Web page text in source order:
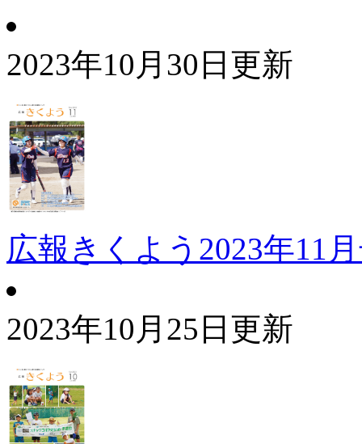
2023年10月30日更新
広報きくよう2023年11
2023年10月25日更新